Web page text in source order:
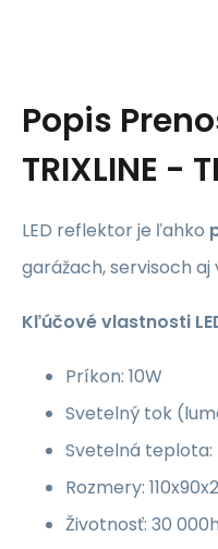
Popis
TRIXLINE -
LED reflektor je ľahko
garážach, servisoch
Kľúčové vlastnosti
Príkon: 10W
Svetelný tok
Svetelná teplota:
Rozmery:
Životnosť: 30